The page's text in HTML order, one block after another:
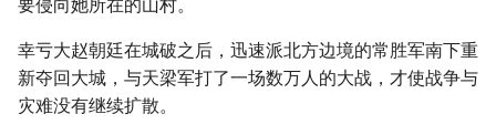
要侵向她所在的山村。
幸亏大赵朝廷在城破之后，迅速派北方边境的常胜军南下重
新夺回大城，与天梁军打了一场数万人的大战，才使战争与
灾难没有继续扩散。